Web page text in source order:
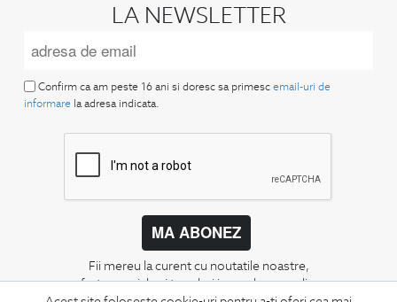
LA NEWSLETTER
Confirm ca am peste 16 ani si doresc sa primesc email-uri de
informare la adresa indicata.
MA ABONEZ
Fii mereu la curent cu noutatile noastre,
oferte speciale si trenduri in moda masculina.